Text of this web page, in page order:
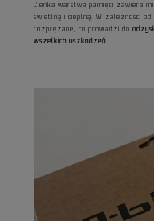
Cienka warstwa pamięci zawiera
świetlną i cieplną. W zależności
rozprężane, co prowadzi do
wszelkich uszkodzeń.